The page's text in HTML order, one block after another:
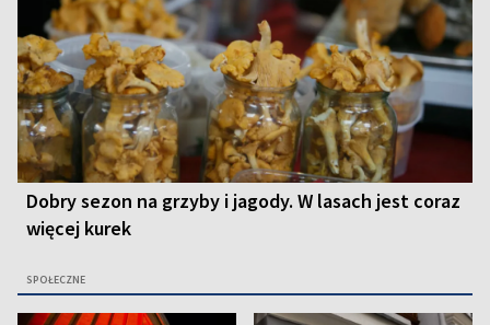
Dobry sezon na grzyby i jagody. W lasach jest coraz
więcej kurek
SPOŁECZNE